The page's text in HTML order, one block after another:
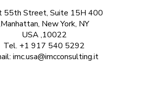
400 East 55th Street, Suite 15H
Manhattan, New York, NY,
10022, USA
Tel. +1 917 540 5292
imc.usa@imcconsulting.it